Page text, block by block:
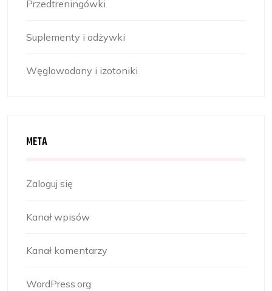
Przedtreningówki
Suplementy i odżywki
Węglowodany i izotoniki
META
Zaloguj się
Kanał wpisów
Kanał komentarzy
WordPress.org